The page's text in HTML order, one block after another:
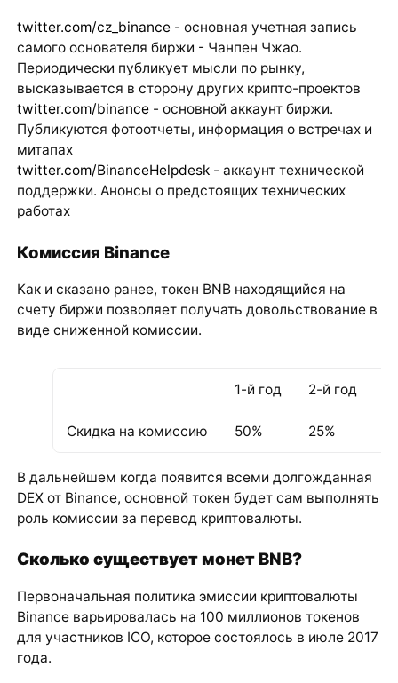
twitter.com/cz_binance- основная учетная запись
самого основателя биржи - Чанпен Чжао.
Периодически публикует мысли по рынку,
высказывается в сторону других крипто-проектов
twitter.com/binance- основной аккаунт биржи.
Публикуются фотоотчеты, информация о встречах и
митапах
twitter.com/BinanceHelpdesk- аккаунт технической
поддержки. Анонсы о предстоящих технических
работах
Комиссия Binance
Как и сказано ранее, токен BNB находящийся на
счету биржи позволяет получать довольствование в
виде сниженной комиссии.
1-й год 2-й год
Скидка на комиссию 50% 25%
В дальнейшем когда появится всеми долгожданная
DEX от Binance, основной токен будет сам выполнять
роль комиссии за перевод криптовалюты.
Сколько существует монет BNB?
Первоначальная политика эмиссии криптовалюты
Binance варьировалась на 100 миллионов токенов
для участников ICO, которое состоялось в июле 2017
года.